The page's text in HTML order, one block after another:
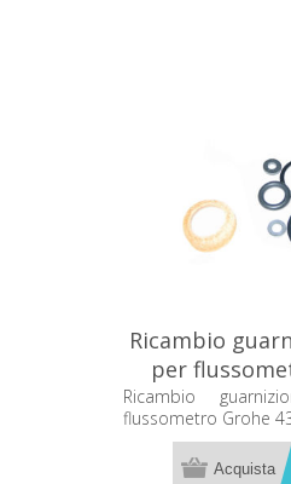
Ricambio
per
Ricambio
flussometro Grohe